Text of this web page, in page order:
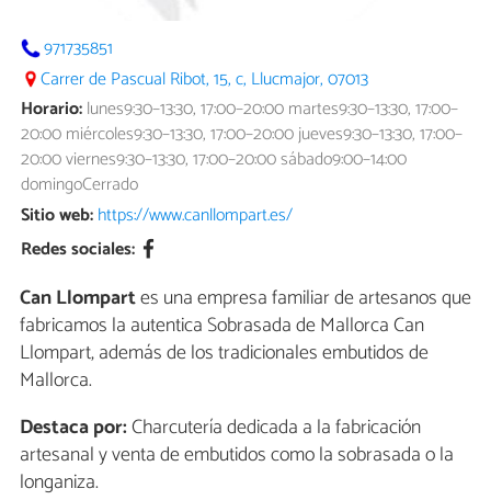
971735851
Carrer de Pascual Ribot, 15, c, Llucmajor, 07013
Horario:lunes9:30–13:30, 17:00–20:00 martes9:30–13:30, 17:00–
20:00 miércoles9:30–13:30, 17:00–20:00 jueves9:30–13:30, 17:00–
20:00 viernes9:30–13:30, 17:00–20:00 sábado9:00–14:00
domingoCerrado
Sitio web:https://www.canllompart.es/
Redes sociales:
Can Llompartes una empresa familiar de artesanos que
fabricamos la autentica Sobrasada de Mallorca Can
Llompart, además de los tradicionales embutidos de
Mallorca.
Destaca por:Charcutería dedicada a la fabricación
artesanal y venta de embutidos como la sobrasada o la
longaniza.